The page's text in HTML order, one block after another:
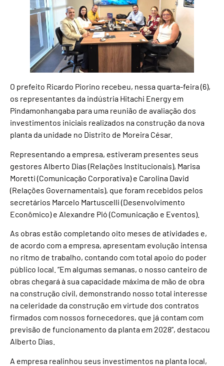
O prefeito Ricardo Piorino recebeu, nessa quarta-feira (6),
os representantes da indústria Hitachi Energy em
Pindamonhangaba para uma reunião de avaliação dos
investimentos iniciais realizados na construção da nova
planta da unidade no Distrito de Moreira César.
Representando a empresa, estiveram presentes seus
gestores Alberto Dias (Relações Institucionais), Marisa
Moretti (Comunicação Corporativa) e Carolina David
(Relações Governamentais), que foram recebidos pelos
secretários Marcelo Martuscelli (Desenvolvimento
Econômico) e Alexandre Pió (Comunicação e Eventos).
As obras estão completando oito meses de atividades e,
de acordo com a empresa, apresentam evolução intensa
no ritmo de trabalho, contando com total apoio do poder
público local. “Em algumas semanas, o nosso canteiro de
obras chegará à sua capacidade máxima de mão de obra
na construção civil, demonstrando nosso total interesse
na celeridade da construção em virtude dos contratos
firmados com nossos fornecedores, que já contam com
previsão de funcionamento da planta em 2028”, destacou
Alberto Dias.
A empresa realinhou seus investimentos na planta local,